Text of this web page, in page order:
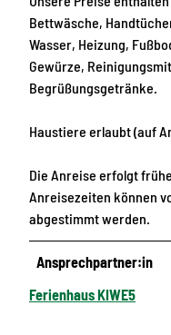
Bettwäsche,
Wasser, Heizung,
Gewürze,
Begrüßungsgetränke.
Haustiere erlaubt (auf
Die Anreise erfolgt
Anreisezeiten können
abgestimmt werden.
Ansprechpartner:in
Ferienhaus KIWE5